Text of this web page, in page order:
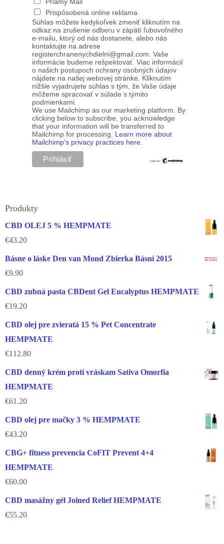
Prispôsobená online reklama
Súhlas môžete kedykoľvek zmeniť kliknutím na
odkaz na zrušenie odberu v zápätí ľubovoľného
e-mailu, ktorý od nás dostanete, alebo nás
kontaktujte na adrese
registerchranenychdielni@gmail.com. Vaše
informácie budeme rešpektovať. Viac informácií
o našich postupoch ochrany osobných údajov
nájdete na našej webovej stránke. Kliknutím
nižšie vyjadrujete súhlas s tým, že Vaše údaje
môžeme spracovať v súlade s týmito
podmienkami.
We use Mailchimp as our marketing platform. By
clicking below to subscribe, you acknowledge
that your information will be transferred to
Mailchimp for processing. Learn more about
Mailchimp's privacy practices here.
Produkty
CBD OLEJ 5 % HEMPMATE
€43.20
Básne o láske Den van Mond Zbierka Básní 2015
€9.90
CBD zubná pasta CBDent Gel Eucalyptus HEMPMATE
€19.20
CBD olej pre zvieratá 15 % Pet Concentrate
HEMPMATE
€112.80
CBD denný krém proti vráskam Sativa Omorfia
HEMPMATE
€61.20
CBD olej pre mačky 3 % HEMPMATE
€43.20
CBG+ fitness prevencia CoFIT Prevent 4+4
HEMPMATE
€60.00
CBD masážny gél Joined Relief HEMPMATE
€55.20